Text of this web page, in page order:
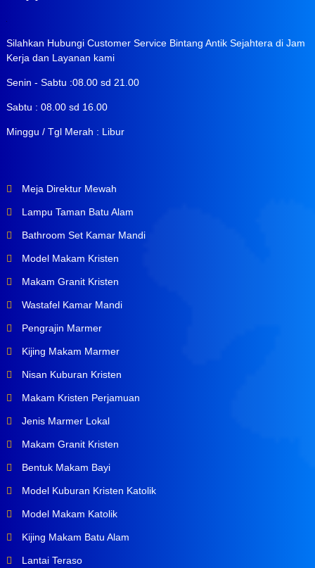
Silahkan Hubungi Customer Service Bintang Antik Sejahtera di Jam
Kerja dan Layanan kami
Senin - Sabtu :08.00 sd 21.00
Sabtu : 08.00 sd 16.00
Minggu / Tgl Merah : Libur
Meja Direktur Mewah
Lampu Taman Batu Alam
Bathroom Set Kamar Mandi
Model Makam Kristen
Makam Granit Kristen
Wastafel Kamar Mandi
Pengrajin Marmer
Kijing Makam Marmer
Nisan Kuburan Kristen
Makam Kristen Perjamuan
Jenis Marmer Lokal
Makam Granit Kristen
Bentuk Makam Bayi
Model Kuburan Kristen Katolik
Model Makam Katolik
Kijing Makam Batu Alam
Lantai Teraso